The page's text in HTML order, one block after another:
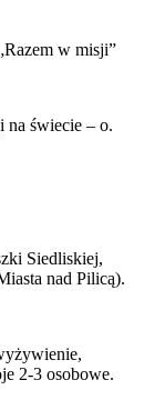
w misji”
na świecie – o.
Siedliskiej,
nad Pilicą).
2-3 osobowe.